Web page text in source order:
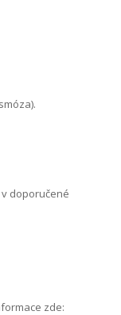
doporučené
zde: